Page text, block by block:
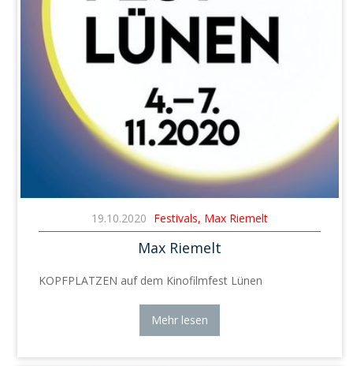
19.10.2020 Festivals, Max Riemelt
Max Riemelt
KOPFPLATZEN auf dem Kinofilmfest Lünen
Mehr lesen